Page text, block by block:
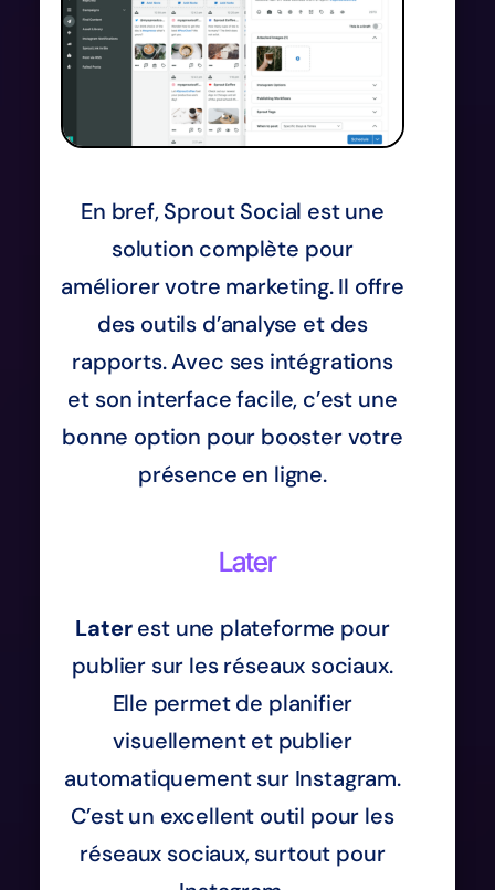
En bref, Sprout Social est une
solution complète pour
améliorer votre marketing. Il offre
des outils d’analyse et des
rapports. Avec ses intégrations
et son interface facile, c’est une
bonne option pour booster votre
présence en ligne.
Later
Laterest une plateforme pour
publier sur les réseaux sociaux.
Elle permet de planifier
visuellement et publier
automatiquement sur Instagram.
C’est un excellent outil pour les
réseaux sociaux, surtout pour